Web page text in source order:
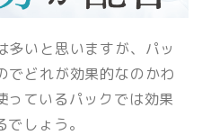
多いと思いますが、パッ
でどれが効果的なのかわ
ているパックでは効果
しょう。